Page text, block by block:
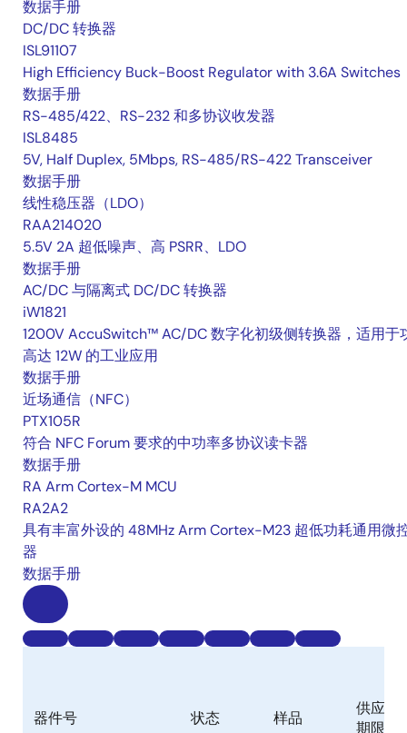
数据手册
DC/DC 转换器
ISL91107
High Efficiency Buck-Boost Regulator with 3.6A Switches
数据手册
RS-485/422、RS-232 和多协议收发器
ISL8485
5V, Half Duplex, 5Mbps, RS-485/RS-422 Transceiver
数据手册
线性稳压器（LDO）
RAA214020
5.5V 2A 超低噪声、高 PSRR、LDO
数据手册
AC/DC 与隔离式 DC/DC 转换器
iW1821
1200V AccuSwitch™ AC/DC 数字化初级侧转换器，适用于
高达 12W 的工业应用
数据手册
近场通信（NFC）
PTX105R
符合 NFC Forum 要求的中功率多协议读卡器
数据手册
RA Arm Cortex-M MCU
RA2A2
具有丰富外设的 48MHz Arm Cortex-M23 超低功耗通用微
器
数据手册
器件号 状态 样品
供应
期限